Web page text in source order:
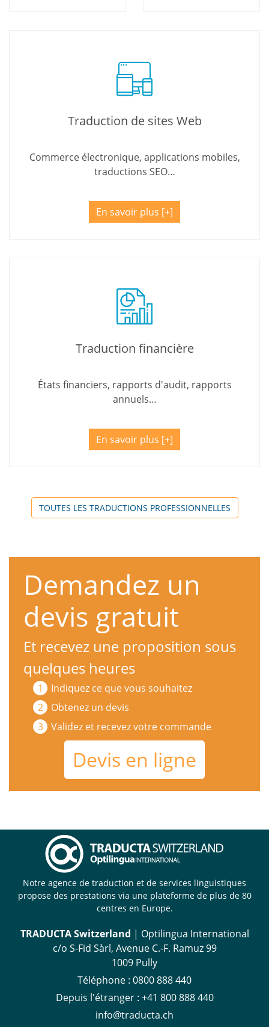
Traduction de sites Web
Commerce électronique, applications mobiles,
traductions SEO…
En savoir plus
Traduction financière
États financiers, rapports d'audit, rapports
annuels…
En savoir plus
TOUTES LES TRADUCTIONS PROFESSIONNELLES
Demandez un
devis gratuit
Et recevez une proposition sous
quelques heures
Indiquez ce que vous souhaitez
Obtenez un devis
Validez et recevez votre commande
Devis en ligne
Notre agence de traduction et de services linguistiques
propose des prestations via une plateforme de plus de 80
centres en Europe.
TRADUCTA Switzerland | Optilingua International
c/o S-Fid Sàrl, Avenue C.-F. Ramuz 99
1009 Pully
Téléphone : 0800 888 440
Depuis l'étranger : +41 800 888 440
info@traducta.ch